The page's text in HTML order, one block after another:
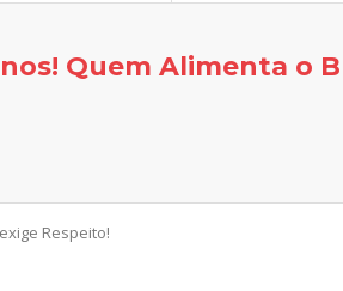
Quem Alimenta o
Respeito!